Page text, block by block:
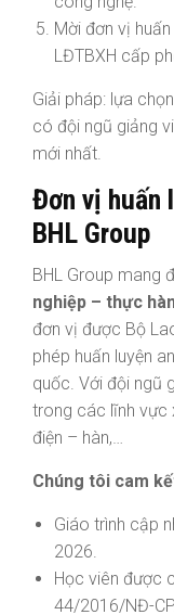
Mời đơn vị
LĐTBXH cấp
Giải pháp: lựa
có đội ngũ giảng
mới nhất.
Đơn vị huấn
BHL Group
BHL Group mang
nghiệp – thực
đơn vị được Bộ
phép huấn luyện
quốc. Với đội ngũ
trong các lĩnh vực
điện – hàn,…
Chúng tôi cam
Giáo trình cập
2026.
Học viên được
44/2016/NĐ-